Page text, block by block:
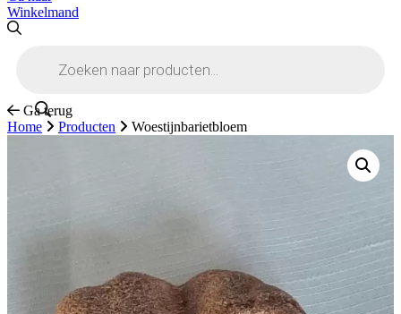
Winkelmand
Ga terug
Home
Producten Woestijnbarietbloem